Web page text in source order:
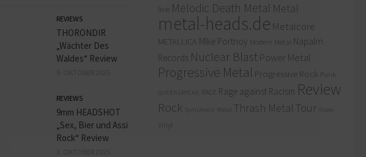
live Melodic Death Metal Metal
metal-heads.de Metalcore
METALLICA MIke Portnoy Modern Metal
Napalm
Records Nuclear Blast Power Metal
Progressive Metal Progressive Rock Punk
RAGE Rage against Racism Review
Rock Symphonic Metal Thrash Metal Tour Video
REVIEWS
THORONDIR
„Wächter Des
Waldes“ Review
REVIEWS
9mm HEADSHOT
„Sex, Bier und Assi
Rock“ Review